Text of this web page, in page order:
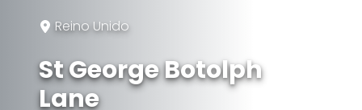
Reino Unido
St George Botolph
Lane